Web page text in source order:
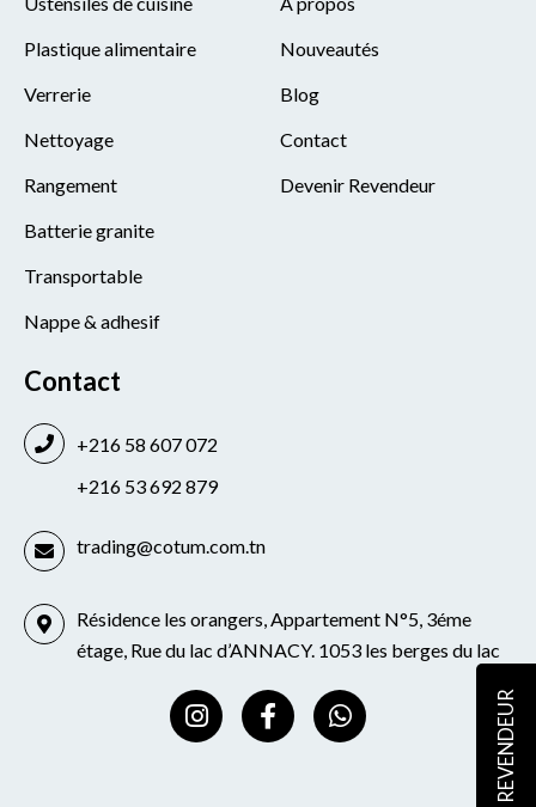
Plastique alimentaire
Verrerie
Nettoyage
Rangement
Batterie granite
Transportable
Nappe & adhesif
Nouveautés
Blog
Contact
Devenir Revendeur
Contact
+216 58 607 072
+216 53 692 879
trading@cotum.com.tn
Résidence les orangers, Appartement N°5, 3éme
étage, Rue du lac d’ANNACY. 1053 les berges du lac
I
n
s
F
a
c
W
h
a
REVENDEUR